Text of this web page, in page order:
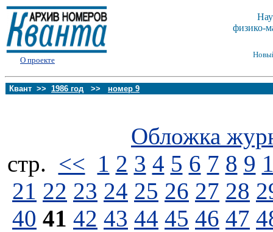
О проекте
физико-
Квант >> 1986 год >> номер 9
Обложка
стp. << 1 2 3 4 5 6 7 8 9
21 22 23 24 25 26 27 28
40 41 42 43 44 45 46 47